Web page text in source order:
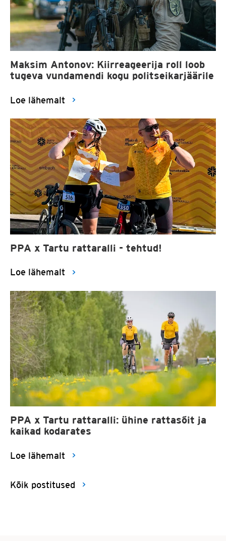
Maksim Antonov: Kiirreageerija roll loob
tugeva vundamendi kogu politseikarjäärile
Loe lähemalt
PPA x Tartu rattaralli - tehtud!
Loe lähemalt
PPA x Tartu rattaralli: ühine rattasõit ja
kaikad kodarates
Loe lähemalt
Kõik postitused